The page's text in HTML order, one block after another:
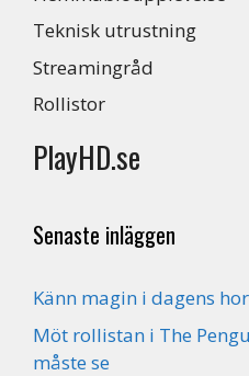
Teknisk utrustning
Streamingråd
Rollistor
PlayHD.se
Senaste inläggen
Känn magin i dagens
Möt rollistan i The
måste se